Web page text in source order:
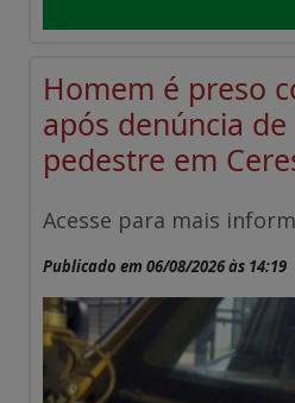
Homem é preso
após denúncia de
pedestre em
Acesse para mais
Publicado em 06/08/2026 às 14:19